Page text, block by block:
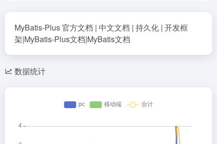
MyBatis-Plus 官方文档 | 中文文档 | 持久化 | 开发框
架|MyBatis-Plus文档|MyBatis文档
数据统计